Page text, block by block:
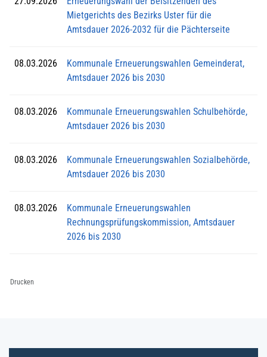
Mietgerichts des Bezirks Uster für die
Amtsdauer 2026-2032 für die Pächterseite
08.03.2026
Kommunale Erneuerungswahlen Gemeinderat,
Amtsdauer 2026 bis 2030
08.03.2026
Kommunale Erneuerungswahlen Schulbehörde,
Amtsdauer 2026 bis 2030
08.03.2026
Kommunale Erneuerungswahlen Sozialbehörde,
Amtsdauer 2026 bis 2030
08.03.2026
Kommunale Erneuerungswahlen
Rechnungsprüfungskommission, Amtsdauer
2026 bis 2030
Drucken